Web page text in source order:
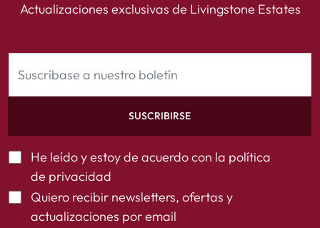
Actualizaciones exclusivas de Livingstone Estates
SUSCRIBIRSE
He leído y estoy de acuerdo con la política
de privacidad
Quiero recibir newsletters, ofertas y
actualizaciones por email